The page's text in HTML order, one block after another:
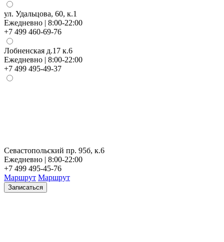
ул. Удальцова, 60, к.1
Ежедневно | 8:00-22:00
+7 499 460-69-76
Лобненская д.17 к.6
Ежедневно | 8:00-22:00
+7 499 495-49-37
Севастопольский пр. 95б, к.6
Ежедневно | 8:00-22:00
+7 499 495-45-76
Маршрут Маршрут
Записаться